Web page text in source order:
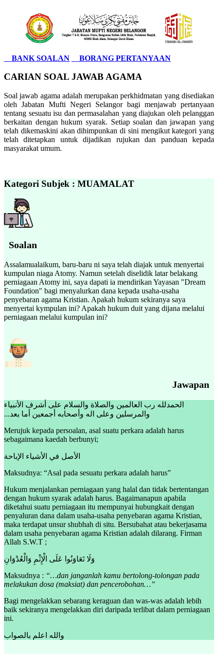
BANK SOALAN BORANG PERTANYAAN
CARIAN SOAL JAWAB AGAMA
Soal jawab agama adalah merupakan perkhidmatan yang disediakan
oleh Jabatan Mufti Negeri Selangor bagi menjawab pertanyaan
tentang sesuatu isu dan permasalahan yang diajukan oleh pelanggan
berkaitan dengan hukum syarak. Setiap soalan dan jawapan yang
telah dikemaskini akan dihimpunkan di sini mengikut kategori yang
telah ditetapkan untuk dijadikan rujukan dan panduan kepada
masyarakat umum.
Kategori Subjek : MUAMALAT
Soalan
Assalamualaikum, baru-baru ni saya telah diajak untuk menyertai
kumpulan niaga Atomy. Namun setelah diselidik latar belakang
perniagaan Atomy ini, saya dapati ia mendirikan Yayasan "Dream
Foundation" bagi menyalurkan dana kepada usaha-usaha
penyebaran agama Kristian. Apakah hukum sekiranya saya
menyertai kympulan ini? Apakah hukum duit yang dijana melalui
perniagaan melalui kumpulan ini?
Jawapan
الحمدلله رب العالمين والصلاة والسلام على أشرف الأنبياء
والمرسلين وعلى اله وأصحابه أجمعين أما بعد...
Merujuk kepada persoalan, asal suatu perkara adalah harus
sebagaimana kaedah berbunyi;
الأصل في الأشياء الإباحة
Maksudnya: “Asal pada sesuatu perkara adalah harus”
Hukum menjalankan perniagaan yang halal dan tidak bertentangan
dengan hukum syarak adalah harus. Bagaimanapun apabila
diketahui suatu perniagaan itu mempunyai hubungkait dengan
penyaluran dana dalam usaha-usaha penyebaran agama Kristian,
maka terdapat unsur shubhah di situ. Bersubahat atau bekerjasama
dalam usaha penyebaran agama Kristian adalah dilarang. Firman
Allah S.W.T ;
وَلَا تَعَاوَنُوا عَلَى الْإِثْمِ وَالْعُدْوَانِ
Maksudnya : “…dan janganlah kamu bertolong-tolongan pada
melakukan dosa (maksiat) dan pencerobohan…”
Bagi mengelakkan sebarang keraguan dan was-was adalah lebih
baik sekiranya mengelakkan diri daripada terlibat dalam perniagaan
ini.
والله اعلم بالصواب